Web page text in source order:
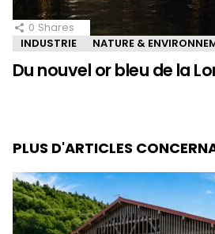
0 Shares
INDUSTRIE
NATURE &
Du nouvel or bleu de la
PLUS D'ARTICLES